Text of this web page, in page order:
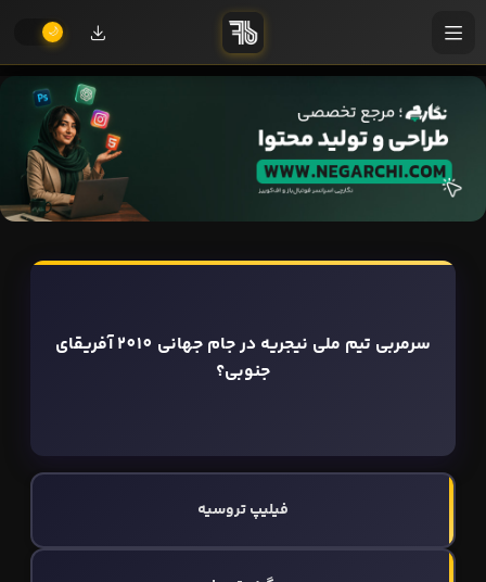
سرمربی تیم ملی نیجریه در جام جهانی 2010 آفریقای
جنوبی؟
فیلیپ تروسیه